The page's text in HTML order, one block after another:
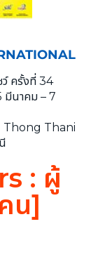
ว์ ครั้งที่ 34
มีนาคม – 7
Thong Thani
: ผู้
น]